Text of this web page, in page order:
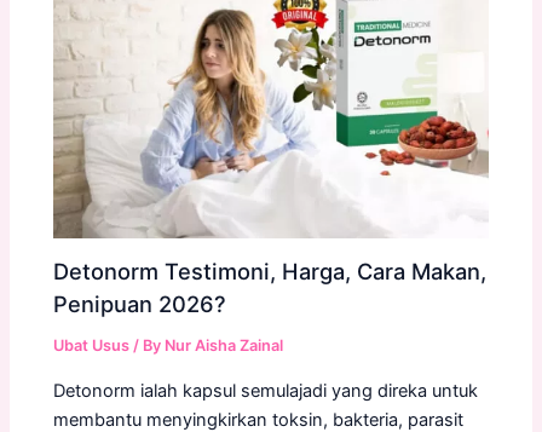
Detonorm Testimoni, Harga, Cara Makan,
Penipuan 2026?
Ubat Usus / By Nur Aisha Zainal
Detonorm ialah kapsul semulajadi yang direka untuk
membantu menyingkirkan toksin, bakteria, parasit